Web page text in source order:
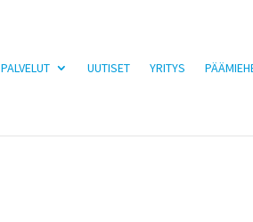
PALVELUT UUTISET YRITYS